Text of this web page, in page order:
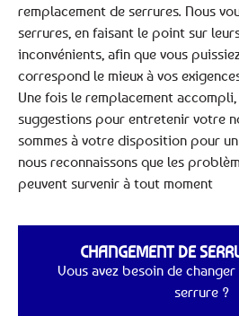
remplacement de serrures. Nous
serrures, en faisant le point sur
inconvénients, afin que vous
correspond le mieux à vos
Une fois le remplacement
suggestions pour entretenir votre
sommes à votre disposition pour
nous reconnaissons que les
peuvent survenir à tout moment
CHANGEMENT DE
Vous avez besoin de
serrure ?